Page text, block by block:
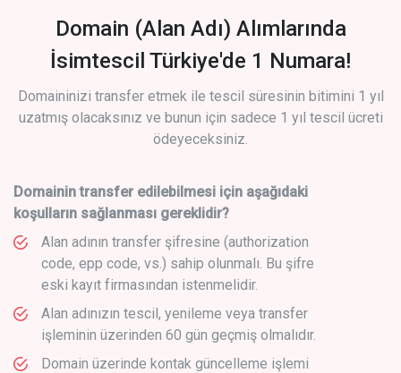
Domain (Alan Adı) Alımlarında
İsimtescil Türkiye'de 1 Numara!
Domaininizi transfer etmek ile tescil süresinin bitimini 1 yıl
uzatmış olacaksınız ve bunun için sadece 1 yıl tescil ücreti
ödeyeceksiniz.
Domainin transfer edilebilmesi için aşağıdaki
koşulların sağlanması gereklidir?
Alan adının transfer şifresine (authorization
code, epp code, vs.) sahip olunmalı. Bu şifre
eski kayıt firmasından istenmelidir.
Alan adınızın tescil, yenileme veya transfer
işleminin üzerinden 60 gün geçmiş olmalıdır.
Domain üzerinde kontak güncelleme işlemi